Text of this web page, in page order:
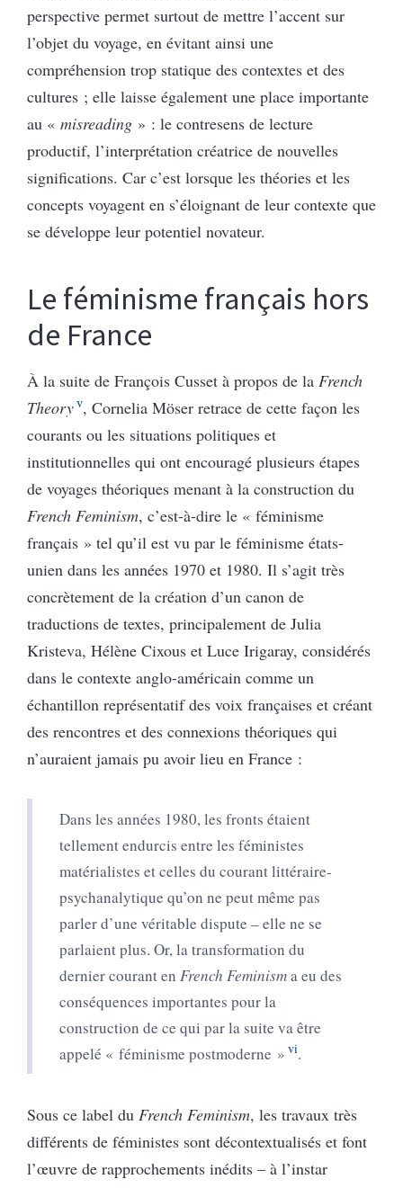
perspective permet surtout de mettre l’accent sur
l’objet du voyage, en évitant ainsi une
compréhension trop statique des contextes et des
cultures ; elle laisse également une place importante
au « misreading » : le contresens de lecture
productif, l’interprétation créatrice de nouvelles
significations. Car c’est lorsque les théories et les
concepts voyagent en s’éloignant de leur contexte que
se développe leur potentiel novateur.
Le féminisme français hors
de France
À la suite de François Cusset à propos de la French
Theoryv, Cornelia Möser retrace de cette façon les
courants ou les situations politiques et
institutionnelles qui ont encouragé plusieurs étapes
de voyages théoriques menant à la construction du
French Feminism, c’est-à-dire le « féminisme
français » tel qu’il est vu par le féminisme états-
unien dans les années 1970 et 1980. Il s’agit très
concrètement de la création d’un canon de
traductions de textes, principalement de Julia
Kristeva, Hélène Cixous et Luce Irigaray, considérés
dans le contexte anglo-américain comme un
échantillon représentatif des voix françaises et créant
des rencontres et des connexions théoriques qui
n’auraient jamais pu avoir lieu en France :
Dans les années 1980, les fronts étaient
tellement endurcis entre les féministes
matérialistes et celles du courant littéraire-
psychanalytique qu’on ne peut même pas
parler d’une véritable dispute – elle ne se
parlaient plus. Or, la transformation du
dernier courant en French Feminisma eu des
conséquences importantes pour la
construction de ce qui par la suite va être
appelé « féminisme postmoderne » vi.
Sous ce label du French Feminism, les travaux très
différents de féministes sont décontextualisés et font
l’œuvre de rapprochements inédits – à l’instar